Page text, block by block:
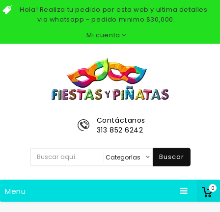
Hola! Realiza tu pedido por esta web y ultima detalles
via whatsapp - pedido minimo $30,000.
Mi cuenta
0
Contáctanos
313 852 6242
Buscar
Menu